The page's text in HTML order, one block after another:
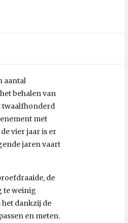
aantal
behalen van
twaalfhonderd
met
vier jaar is er
jaren vaart
de
te weinig
dankzij de
en meten.